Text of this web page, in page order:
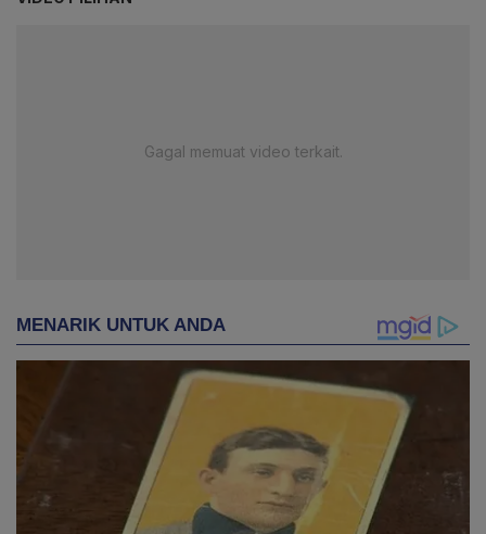
Gagal memuat video terkait.